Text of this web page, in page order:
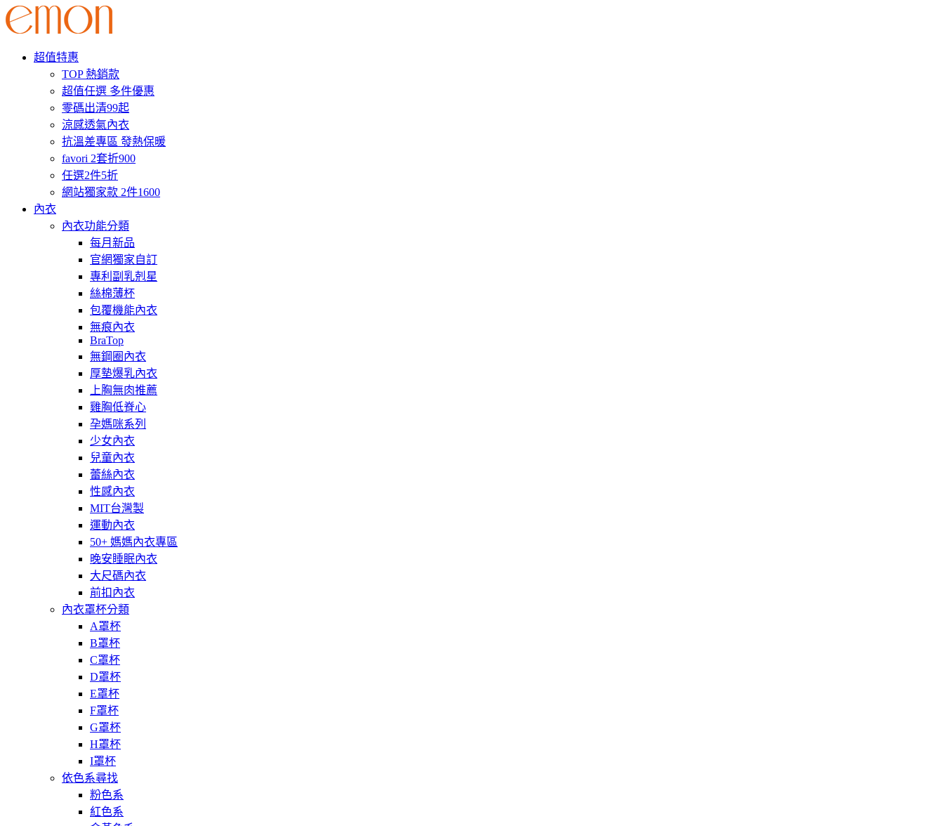
超值特惠
TOP 熱銷款
超值任選 多件優惠
零碼出清99起
涼感透氣內衣
抗溫差專區 發熱保暖
favori 2套折900
任選2件5折
網站獨家款 2件1600
內衣
內衣功能分類
每月新品
官網獨家自訂
專利副乳剋星
絲棉薄杯
包覆機能內衣
無痕內衣
BraTop
無鋼圈內衣
厚墊爆乳內衣
上胸無肉推薦
雞胸低脊心
孕媽咪系列
少女內衣
兒童內衣
蕾絲內衣
性感內衣
MIT台灣製
運動內衣
50+ 媽媽內衣專區
晚安睡眠內衣
大尺碼內衣
前扣內衣
內衣罩杯分類
A罩杯
B罩杯
C罩杯
D罩杯
E罩杯
F罩杯
G罩杯
H罩杯
I罩杯
依色系尋找
粉色系
紅色系